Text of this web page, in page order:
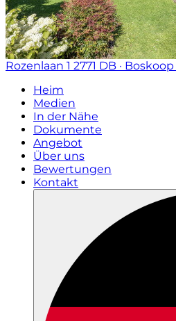
Rozenlaan 1 2771 DB · Boskoop
Heim
Medien
In der Nähe
Dokumente
Angebot
Über uns
Bewertungen
Kontakt